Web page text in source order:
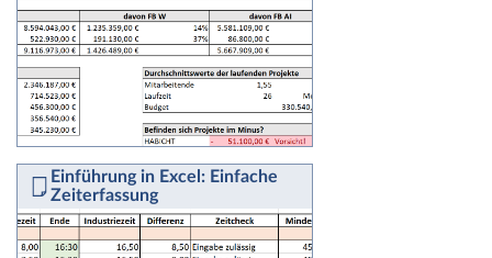
Einführung in Excel: Einfache
Zeiterfassung